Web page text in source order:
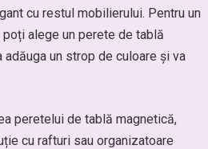
cu restul mobilierului. Pentru un
alege un perete de tablă
un strop de culoare și va
peretelui de tablă magnetică,
cu rafturi sau organizatoare